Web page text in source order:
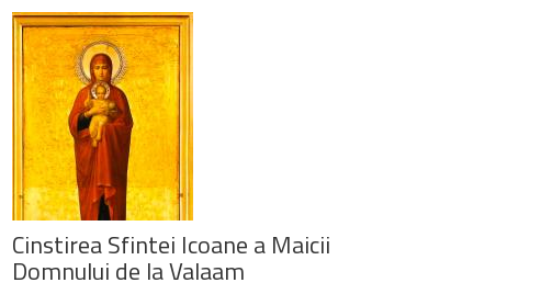
Cinstirea Sfintei Icoane a Maicii
Domnului de la Valaam